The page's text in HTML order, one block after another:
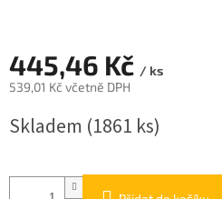
445,46 Kč / ks
539,01 Kč včetně DPH
cena:
Skladem (1861 ks)